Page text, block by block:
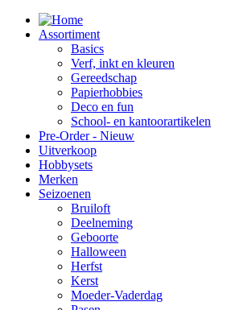
Assortiment
Basics
Verf, inkt en kleuren
Gereedschap
Papierhobbies
Deco en fun
School- en kantoorartikelen
Pre-Order - Nieuw
Uitverkoop
Hobbysets
Merken
Seizoenen
Bruiloft
Deelneming
Geboorte
Halloween
Herfst
Kerst
Moeder-Vaderdag